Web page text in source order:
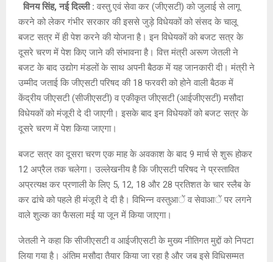
विनय सिंह, नई दिल्ली : वस्तु एवं सेवा कर (जीएसटी) को जुलाई से लागू
करने को लेकर गंभीर सरकार की इससे जुड़े विधेयकों को संसद के चालू
बजट सत्र में ही पेश करने की योजना है। इन विधेयकों को बजट सत्र के
दूसरे चरण में पेश किए जाने की संभावना है। वित्त मंत्री अरूण जेतली ने
बजट के बाद उद्योग मंडलों के साथ अपनी बैठक में यह जानकारी दी। मंत्री ने
उम्मीद जताई कि जीएसटी परिषद की 18 फरवरी को होने वाली बैठक में
केंद्रीय जीएसटी (सीजीएसटी) व एकीकृत जीएसटी (आईजीएसटी) मसौदा
विधेयकों को मंजूरी दे दी जाएगी। इसके बाद इन विधेयकों को बजट सत्र के
दूसरे चरण में पेश किया जाएगा।
बजट सत्र का दूसरा चरण एक माह के अवकाश के बाद 9 मार्च से शुरू होकर
12 अप्रैल तक चलेगा। उल्लेखनीय है कि जीएसटी परिषद ने प्रस्तावित
अप्रत्यक्ष कर प्रणाली के लिए 5, 12, 18 और 28 प्रतिशत के चार स्लैब के
कर ढांचे को पहले ही मंजूरी दे दी है। विभिन्न वस्तुआें व सेवाआें पर लगने
वाले शुल्क का फैसला मई या जून में किया जाएगा।
जेतली ने कहा कि सीजीएसटी व आईजीएसटी के मुख्य नीतिगत मुद्दों को निपटा
लिया गया है। अंतिम मसौदा तैयार किया जा रहा है और जब इसे विधिसम्मत